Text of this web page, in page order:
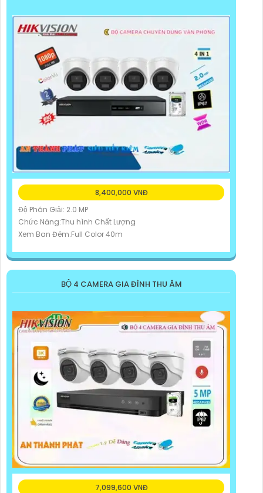
8,400,000 VNĐ
Độ Phân Giải: 2.0 MP
Chức Năng:Thu hình Chất Lượng
Xem Ban Đêm:Full Color 40m
BỘ 4 CAMERA GIA ĐÌNH THU ÂM
7,099,600 VNĐ